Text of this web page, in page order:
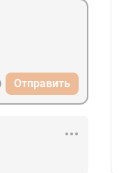
Отправить